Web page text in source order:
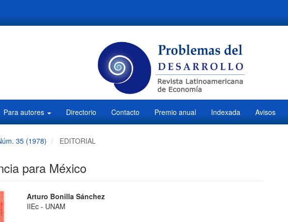
Para autores Directorio Contacto Premio anual Indexada Avisos
35 (1978) EDITORIAL
para México
Contenido
Arturo Bonilla Sánchez
IIEc - UNAM